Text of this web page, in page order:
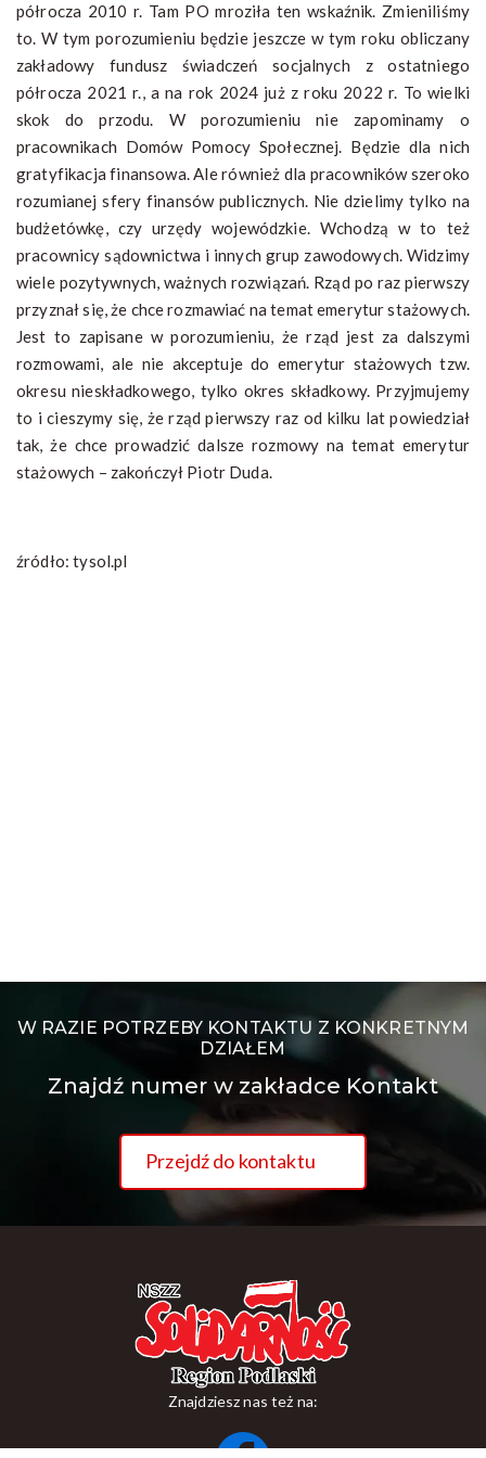
półrocza 2010 r. Tam PO mroziła ten wskaźnik. Zmieniliśmy
to. W tym porozumieniu będzie jeszcze w tym roku obliczany
zakładowy fundusz świadczeń socjalnych z ostatniego
półrocza 2021 r., a na rok 2024 już z roku 2022 r. To wielki
skok do przodu. W porozumieniu nie zapominamy o
pracownikach Domów Pomocy Społecznej. Będzie dla nich
gratyfikacja finansowa. Ale również dla pracowników szeroko
rozumianej sfery finansów publicznych. Nie dzielimy tylko na
budżetówkę, czy urzędy wojewódzkie. Wchodzą w to też
pracownicy sądownictwa i innych grup zawodowych. Widzimy
wiele pozytywnych, ważnych rozwiązań. Rząd po raz pierwszy
przyznał się, że chce rozmawiać na temat emerytur stażowych.
Jest to zapisane w porozumieniu, że rząd jest za dalszymi
rozmowami, ale nie akceptuje do emerytur stażowych tzw.
okresu nieskładkowego, tylko okres składkowy. Przyjmujemy
to i cieszymy się, że rząd pierwszy raz od kilku lat powiedział
tak, że chce prowadzić dalsze rozmowy na temat emerytur
stażowych – zakończył Piotr Duda.
źródło: tysol.pl
W RAZIE POTRZEBY KONTAKTU Z KONKRETNYM
DZIAŁEM
Znajdź numer w zakładce Kontakt
Przejdź do kontaktu
Znajdziesz nas też na: